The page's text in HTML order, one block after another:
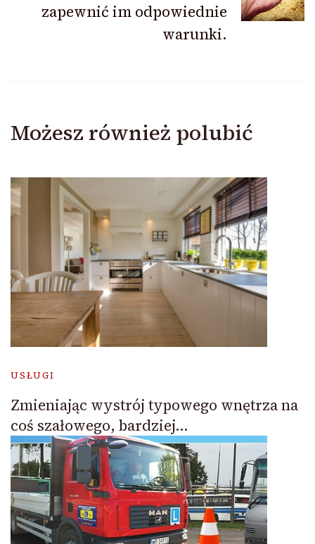
zapewnić im odpowiednie
warunki.
Możesz również polubić
USŁUGI
Zmieniając wystrój typowego wnętrza na
coś szałowego, bardziej…